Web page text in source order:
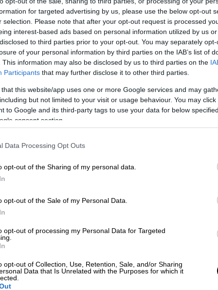
for targeted advertising by us, please use the below opt-out
selection. Please note that after your opt-out request is processed
interest-based ads based on personal information utilized by us
to third parties prior to your opt-out. You may separately
of your personal information by third parties on the IAB’s list of
This information may also be disclosed by us to third parties on the
Participants that may further disclose it to other third parties.
that this website/app uses one or more Google services and may
but not limited to your visit or usage behaviour. You may
to Google and its third-party tags to use your data for below
consent section.
Data Processing Opt Outs
opt-out of the Sharing of my personal data.
opt-out of the Sale of my Personal Data.
opt-out of processing my Personal Data for Targeted
opt-out of Collection, Use, Retention, Sale, and/or Sharing
Data that Is Unrelated with the Purposes for which it
ως τροχοπέδη στην οικονομική μας
Κυριάκος Μητσοτάκης.
το στρατηγικό μακροπρόθεσμο
Ένωσης που δεν θα επιβαρύνει
ομιλία μου στη Σύνοδο Κορυφής του
https://t.co/fkehhjsSaK
September 23, 2019
άμεση συνέπεια της κλιματικής αλλαγής»
ότι η κλιματική αλλαγή «δεν είναι
για λίγες δεκαετίες», υπογραμμίζοντας
τώρα, καθώς οι επιπτώσεις της
πρότινος, δεν ενδιαφέρονταν πολύ για
Ελλάδας συνδέεται με την ικανότητά της
περιβάλλον», προσθέτοντας: «Η
τις ακτές και τα νησιά μας. Τα ακραία
οι πλημμύρες και τα κύματα καύσωνα
κοινωνία και στην οικονομία